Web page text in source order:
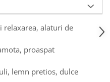
relaxarea, alaturi de
proaspat
lemn pretios, dulce